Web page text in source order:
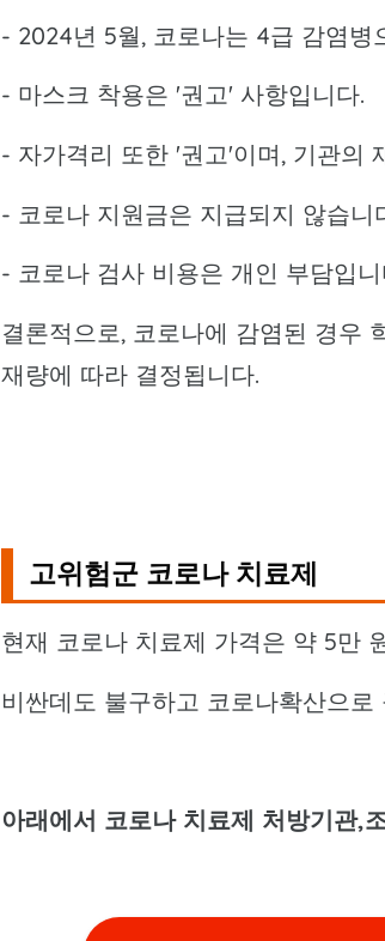
- 2024년 5월, 코로나는 4급 감염병
- 마스크 착용은 '권고' 사항입니다.
- 자가격리 또한 '권고'이며, 기관의
- 코로나 지원금은 지급되지 않습니
- 코로나 검사 비용은 개인 부담입니
결론적으로, 코로나에 감염된 경우
재량에 따라 결정됩니다.
고위험군 코로나 치료제
현재 코로나 치료제 가격은 약 5만
비싼데도 불구하고 코로나확산으
아래에서 코로나 치료제 처방기관,